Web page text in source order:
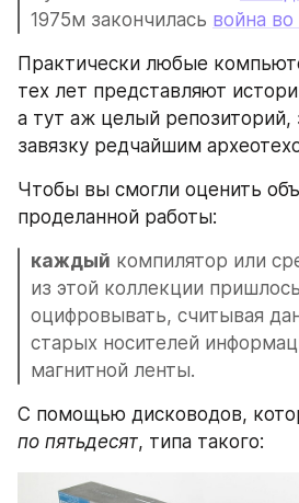
1975м закончилась война
Практически любые
тех лет представляют
а тут аж целый
завязку редчайшим
Чтобы вы смогли оценить
проделанной работы:
каждый компилятор или
из этой коллекции
оцифровывать, считывая
старых носителей
магнитной ленты.
C помощью дисководов,
по пятьдесят, типа такого: